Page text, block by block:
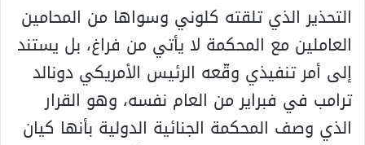
التحذير الذي تلقته كلوني وسواها من المحامين
العاملين مع المحكمة لا يأتي من فراغ، بل يستند
إلى أمر تنفيذي وقّعه الرئيس الأمريكي دونالد
ترامب في فبراير من العام نفسه، وهو القرار
الذي وصف المحكمة الجنائية الدولية بأنها كيان